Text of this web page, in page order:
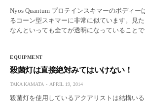
Nyos Quantum プロテインスキマーのボディー
るコーン型スキマーに非常に似ています。見た
なんといっても全てが透明になっていることで
EQUIPMENT
殺菌灯は直接絶対みてはいけない！
TAKA KAMATA APRIL 19, 2014
殺菌灯を使用しているアクアリストは結構い